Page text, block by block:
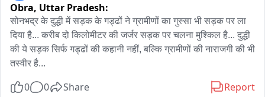
समाप्त कराया। आंदोलन का नेतृत्व कर रहे क्षेत्र पंचायत सदस्य रमेश सिंह
धामी ने कहा कि सात दिनों तक चले संघर्ष में ग्रामीणों की एकजुटता और धैर्य
की जीत हुई है। मुख्यमंत्री का आश्वासन क्षेत्र के विद्यार्थियों के भविष्य के
लिए महत्वपूर्ण कदम है। उन्होंने आंदोलन में सहयोग करने वाले ग्रामीणों,
युवाओं, महिलाओं, सामाजिक संगठनों, राजनीतिक दलों, जनप्रतिनिधियों का
वरिष्ठ भाजपा कार्यकर्ता रुकुम बिष्ट, शकुंतला दताल, जिला पंचायत सदस्य
Obra, Uttar Pradesh:
सोनभद्र के दुद्धी में सड़क के गड्ढों ने ग्रामीणों का गुस्सा भी सड़क पर ला
दिया है... करीब दो किलोमीटर की जर्जर सड़क पर चलना मुश्किल है... दुद्धी
की ये सड़क सिर्फ गड्ढों की कहानी नहीं, बल्कि ग्रामीणों की नाराजगी की भी
तस्वीर है...
0 0 Share Report